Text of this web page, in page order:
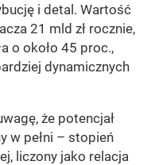
i detal. Wartość
21 mld zł rocznie,
o około 45 proc.,
dynamicznych
że potencjał
w pełni – stopień
liczony jako relacja